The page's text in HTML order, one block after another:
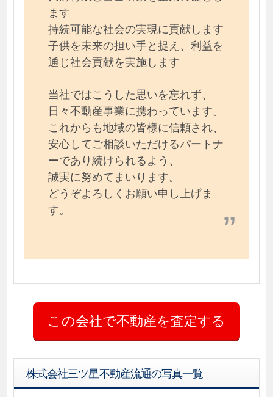
ます
持続可能な社会の実現に貢献します
子供を未来の担い手と捉え、利益を
通じ社会貢献を実施します
当社ではこうした思いを忘れず、
日々不動産事業に携わっています。
これからも地域の皆様に信頼され、
安心してご相談いただけるパートナ
ーであり続けられるよう、
誠実に努めてまいります。
どうぞよろしくお願い申し上げま
す。
株式会社三ツ星不動産流通の写真一覧